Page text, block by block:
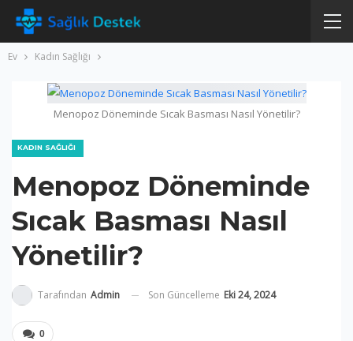
Ev Kadın Sağlığı
Menopoz Döneminde Sıcak Basması Nasıl Yönetilir?
KADIN SAĞLIĞI
Menopoz Döneminde
Sıcak Basması Nasıl
Yönetilir?
Tarafından Admin Son Güncelleme Eki 24, 2024
0